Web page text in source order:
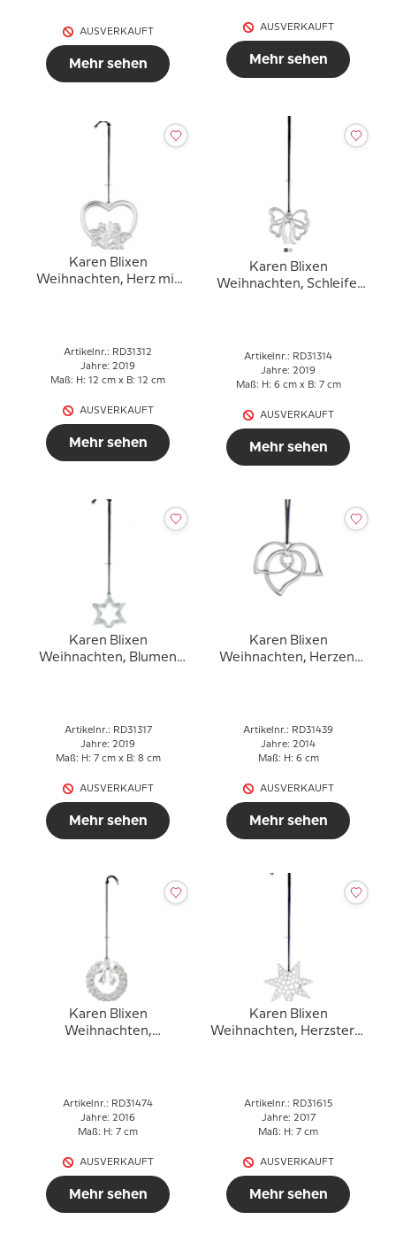
AUSVERKAUFT
Mehr sehen
AUSVERKAUFT
Mehr sehen
Karen Blixen
Weihnachten, Herz mit
Artikelnr.: RD31312
Jahre: 2019
Maß: H: 12 cm x B: 12 cm
AUSVERKAUFT
Mehr sehen
Karen Blixen
Weihnachten, Schleife,
Artikelnr.: RD31314
Jahre: 2019
Maß: H: 6 cm x B: 7 cm
AUSVERKAUFT
Mehr sehen
Karen Blixen
Weihnachten, Blumen
Artikelnr.: RD31317
Jahre: 2019
Maß: H: 7 cm x B: 8 cm
AUSVERKAUFT
Mehr sehen
Karen Blixen
Weihnachten, Herzen,
Artikelnr.: RD31439
Jahre: 2014
Maß: H: 6 cm
AUSVERKAUFT
Mehr sehen
Karen Blixen
Weihnachten,
Artikelnr.: RD31474
Jahre: 2016
Maß: H: 7 cm
AUSVERKAUFT
Mehr sehen
Karen Blixen
Weihnachten, Herzstern,
Artikelnr.: RD31615
Jahre: 2017
Maß: H: 7 cm
AUSVERKAUFT
Mehr sehen